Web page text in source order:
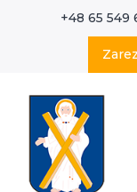
+48 65 549
Wyszukaj w